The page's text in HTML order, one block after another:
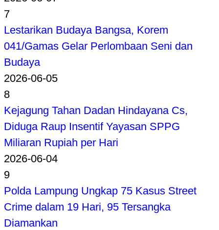
7
Lestarikan Budaya Bangsa, Korem
041/Gamas Gelar Perlombaan Seni dan
Budaya
2026-06-05
8
Kejagung Tahan Dadan Hindayana Cs,
Diduga Raup Insentif Yayasan SPPG
Miliaran Rupiah per Hari
2026-06-04
9
Polda Lampung Ungkap 75 Kasus Street
Crime dalam 19 Hari, 95 Tersangka
Diamankan